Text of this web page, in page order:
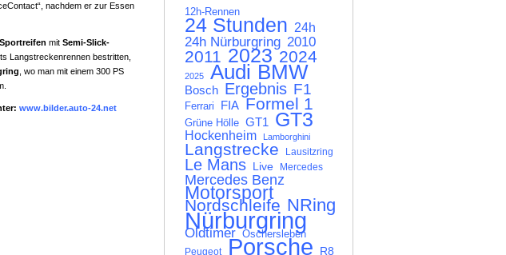
12h-Rennen
24 Stunden 24h
24h Nürburgring 2010
2011 2023 2024
2025 Audi BMW
Bosch Ergebnis F1
Ferrari FIA Formel 1
Grüne Hölle GT1 GT3
Hockenheim Lamborghini
Langstrecke Lausitzring
Le Mans Live Mercedes
Mercedes Benz
Motorsport
Nordschleife NRing
Nürburgring
Oldtimer Oschersleben
Peugeot Porsche R8
nachdem er zur Essen
mit Semi-Slick-
Langstreckenrennen bestritten,
, wo man mit einem 300 PS
www.bilder.auto-24.net